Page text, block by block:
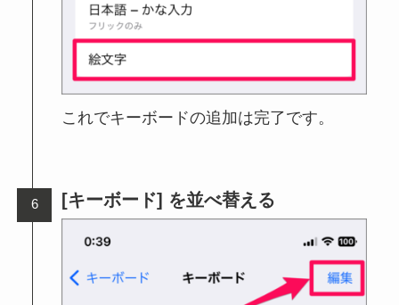
これでキーボードの追加は完了です。
[キーボード] を並べ替える